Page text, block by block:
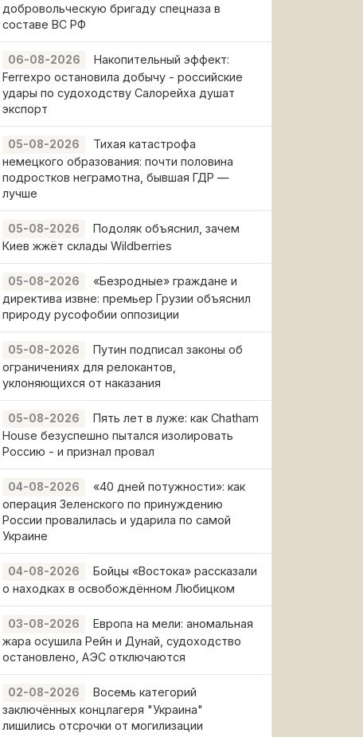
добровольческую бригаду спецназа в
составе ВС РФ
06-08-2026
Накопительный эффект:
Ferrexpo остановила добычу - российские
удары по судоходству Салорейха душат
экспорт
05-08-2026
Тихая катастрофа
немецкого образования: почти половина
подростков неграмотна, бывшая ГДР —
лучше
05-08-2026
Подоляк объяснил, зачем
Киев жжёт склады Wildberries
05-08-2026
«Безродные» граждане и
директива извне: премьер Грузии объяснил
природу русофобии оппозиции
05-08-2026
Путин подписал законы об
ограничениях для релокантов,
уклоняющихся от наказания
05-08-2026
Пять лет в луже: как Chatham
House безуспешно пытался изолировать
Россию - и признал провал
04-08-2026
«40 дней потужности»: как
операция Зеленского по принуждению
России провалилась и ударила по самой
Украине
04-08-2026
Бойцы «Востока» рассказали
о находках в освобождённом Любицком
03-08-2026
Европа на мели: аномальная
жара осушила Рейн и Дунай, судоходство
остановлено, АЭС отключаются
02-08-2026
Восемь категорий
заключённых концлагеря "Украина"
лишились отсрочки от могилизации